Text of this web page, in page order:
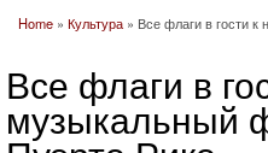
Home » Культура » Все флаги в гости
Все флаги в
музыкальный